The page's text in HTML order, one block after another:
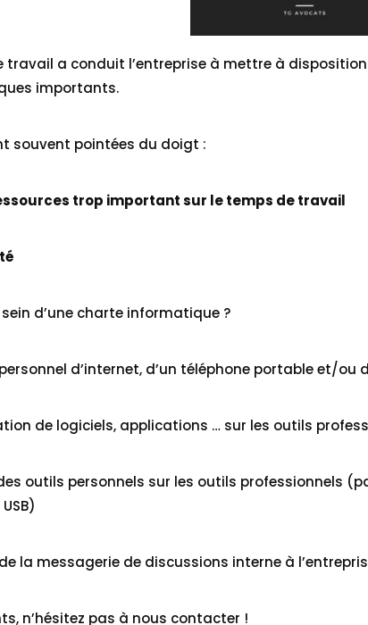
travail a conduit l’entreprise à mettre à
importants.
souvent pointées du doigt :
trop important sur le temps de travail
d’une charte informatique ?
d’internet, d’un téléphone portable et/
de logiciels, applications … sur les outils
outils personnels sur les outils professionnels
la messagerie de discussions interne à
n’hésitez pas à nous contacter !